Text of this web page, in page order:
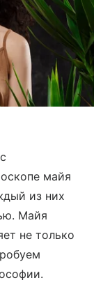
майя
из них
Майя
не только